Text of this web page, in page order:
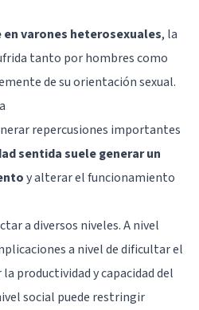
varones heterosexuales, la
tanto por hombres como
de su orientación sexual.
repercusiones importantes
sentida suele generar un
y alterar el funcionamiento
a diversos niveles. A nivel
a nivel de dificultar el
productividad y capacidad del
social puede restringir